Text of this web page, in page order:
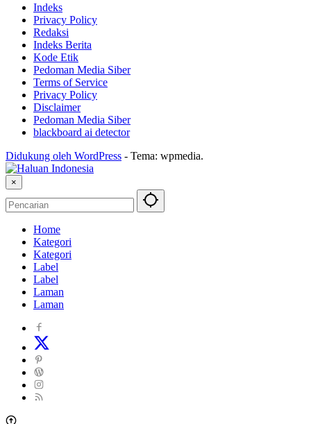
Indeks
Privacy Policy
Redaksi
Indeks Berita
Kode Etik
Pedoman Media Siber
Terms of Service
Privacy Policy
Disclaimer
Pedoman Media Siber
blackboard ai detector
Didukung oleh WordPress - Tema: wpmedia.
×
Home
Kategori
Kategori
Label
Label
Laman
Laman